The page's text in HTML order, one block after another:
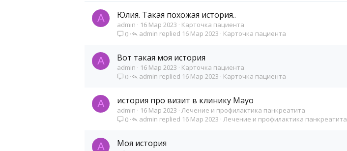
A Юлия. Такая похожая история..
admin 16 Мар 2023
Карточка пациента
0
Карточка пациента
16 Мар 2023
admin
A Вот такая моя история
admin 16 Мар 2023
Карточка пациента
0
Карточка пациента
16 Мар 2023
admin
A история про визит в клинику Mayo
admin 16 Мар 2023 Лечение и профилактика панкреатита
0
Лечение и профилактика панкреатита
16 Мар 2023
admin
A Моя история